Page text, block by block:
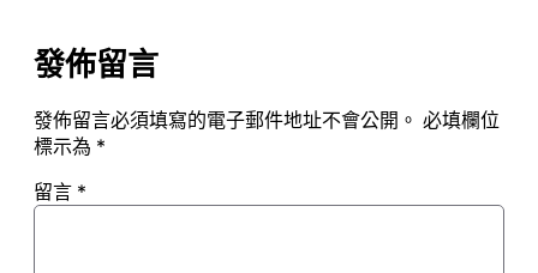
發佈留言
發佈留言必須填寫的電子郵件地址不會公開。 必填欄位
標示為 *
留言 *